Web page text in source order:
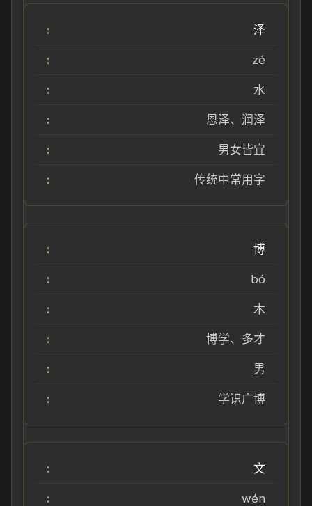
泽
zé
水
恩泽、润泽
男女皆宜
传统中常用字
博
bó
木
博学、多才
男
学识广博
文
wén